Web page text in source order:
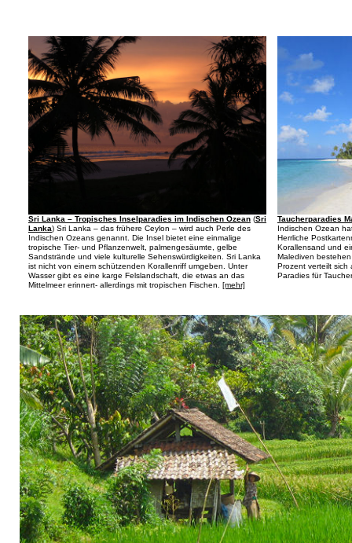
Sri Lanka – Tropisches Inselparadies im Indischen Ozean (Sri
Lanka) Sri Lanka – das frühere Ceylon – wird auch Perle des
Indischen Ozeans genannt. Die Insel bietet eine einmalige
tropische Tier- und Pflanzenwelt, palmengesäumte, gelbe
Sandstrände und viele kulturelle Sehenswürdigkeiten. Sri Lanka
ist nicht von einem schützenden Korallenriff umgeben. Unter
Wasser gibt es eine karge Felslandschaft, die etwas an das
Mittelmeer erinnert- allerdings mit tropischen Fischen. [mehr]
Taucherparadies
Indischen Ozean
Herrliche
Korallensand und
Malediven
Prozent verteilt sich
Paradies für